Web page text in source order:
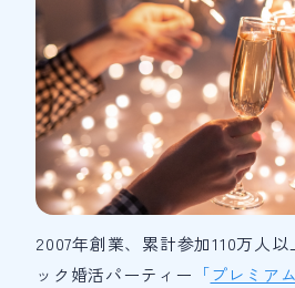
2007年創業、累計参加110万人
ック婚活パーティー 「プレミア